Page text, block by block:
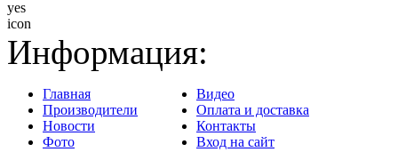
Информация:
Главная
Производители
Новости
Фото
Видео
Оплата и доставка
Контакты
Вход на сайт